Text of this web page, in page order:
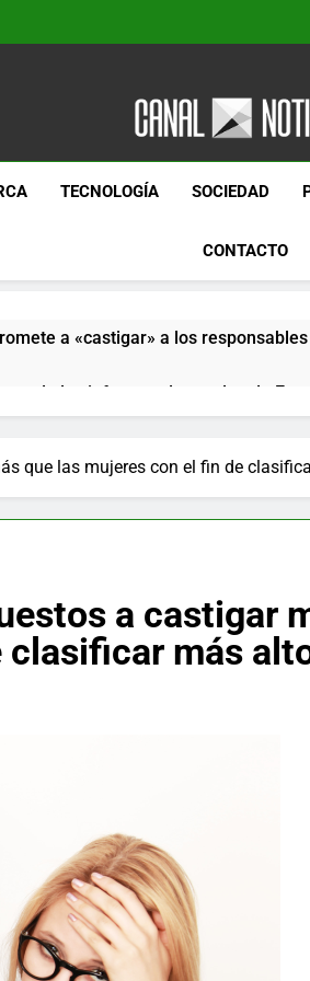
Canal
Canal Noticias
TECNOLOGÍA SOCIEDAD
CONTACTO
a «castigar» a los
de los informes de empleo de
y restaurador, Carl Ruiz, muere a los
Max Testo a Precios Especiales en
te lleva a lugares
Artificial deepfake de Samsung
que las mujeres con el fin de
a castigar
clasificar más